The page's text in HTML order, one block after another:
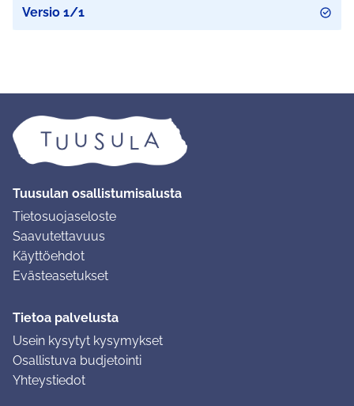
Versio 1/1
Tuusulan osallistumisalusta
Tietosuojaseloste
Saavutettavuus
Käyttöehdot
Evästeasetukset
Tietoa palvelusta
Usein kysytyt kysymykset
Osallistuva budjetointi
Yhteystiedot